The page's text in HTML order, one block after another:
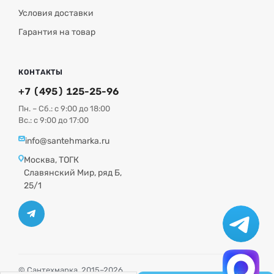
Условия доставки
Гарантия на товар
КОНТАКТЫ
+7 (495) 125-25-96
Пн. – Сб.: с 9:00 до 18:00
Вс.: с 9:00 до 17:00
info@santehmarka.ru
Москва, ТОГК
Славянский Мир, ряд Б,
25/1
© Сантехмарка, 2015–2026